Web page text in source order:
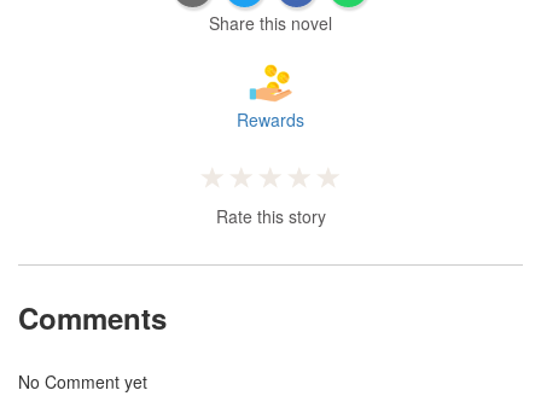
Share this novel
Rewards
Rate this story
Comments
No Comment yet